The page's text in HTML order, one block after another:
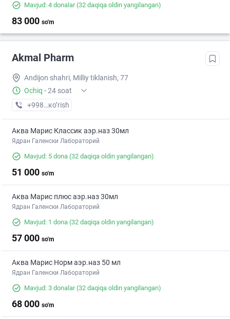
Mavjud: 4 donalar(32 daqiqa oldin yangilangan)
83 000 so'm
Akmal Pharm
Andijon shahri, Milliy tiklanish, 77
Ochiq · 24 soat
+998 (91) XXX-XX-XX
кo’rish
Аква Марис Классик аэр.наз 30мл
Ядран Галенски Лабораторий
Mavjud: 5 dona (32 daqiqa oldin yangilangan)
51 000 so'm
Аква Марис плюс аэр.наз 30мл
Ядран Галенски Лабораторий
Mavjud: 1 dona (32 daqiqa oldin yangilangan)
57 000 so'm
Аква Марис Норм аэр.наз 50 мл
Ядран Галенски Лабораторий
Mavjud: 3 donalar(32 daqiqa oldin yangilangan)
68 000 so'm